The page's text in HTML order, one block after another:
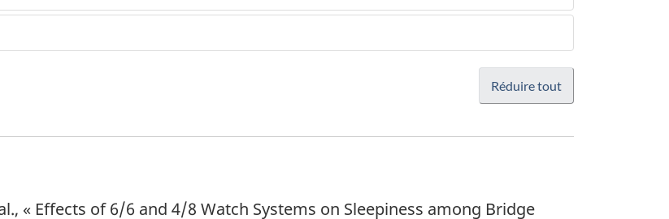
Réduire tout
« Effects of 6/6 and 4/8 Watch Systems on Sleepiness among Bridge